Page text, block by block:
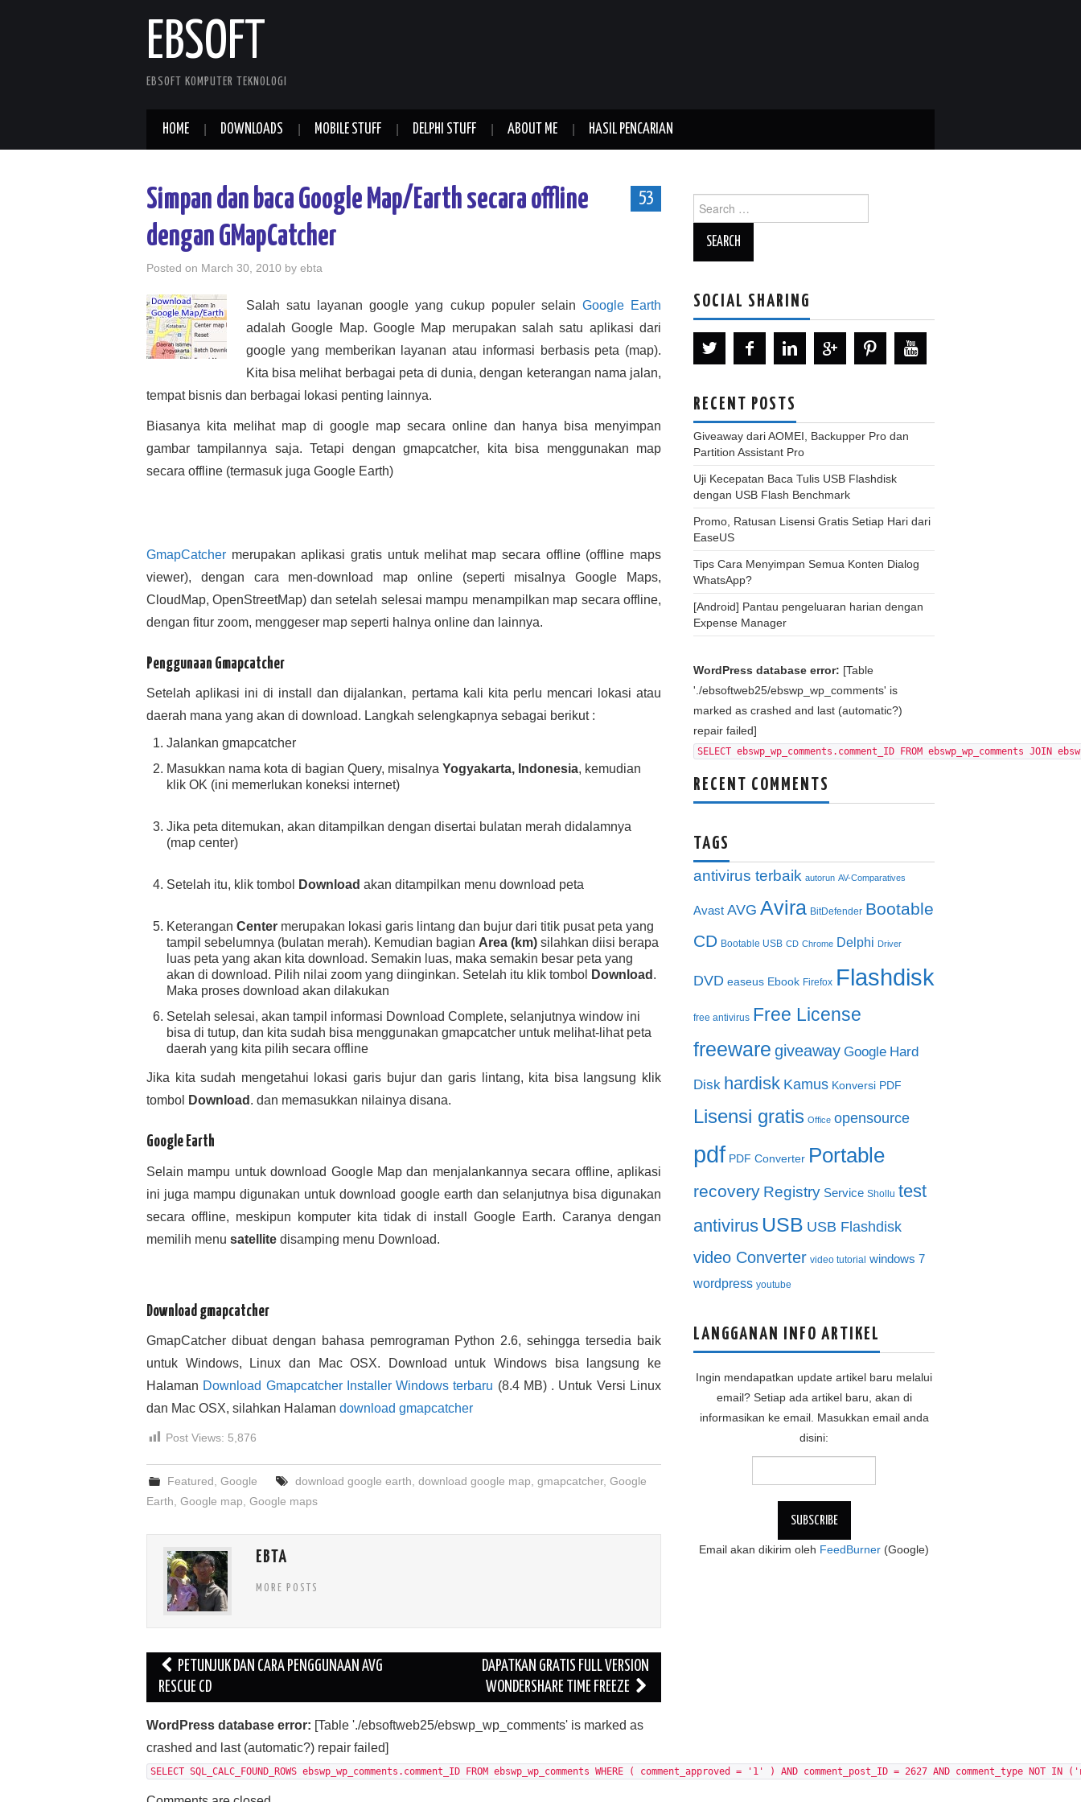
EBSOFT
EBSOFT KOMPUTER TEKNOLOGI
HOME DOWNLOADS MOBILE STUFF DELPHI STUFF ABOUT ME HASIL PENCARIAN
53
Simpan dan baca Google Map/Earth secara offline
dengan GMapCatcher
Posted on March 30, 2010 by ebta
Salah satu layanan google yang cukup populer selain Google Earth
adalah Google Map. Google Map merupakan salah satu aplikasi dari
google yang memberikan layanan atau informasi berbasis peta (map).
Kita bisa melihat berbagai peta di dunia, dengan keterangan nama jalan,
tempat bisnis dan berbagai lokasi penting lainnya.
Biasanya kita melihat map di google map secara online dan hanya bisa menyimpan
gambar tampilannya saja. Tetapi dengan gmapcatcher, kita bisa menggunakan map
secara offline (termasuk juga Google Earth)
GmapCatcher merupakan aplikasi gratis untuk melihat map secara offline (offline maps
viewer), dengan cara men-download map online (seperti misalnya Google Maps,
CloudMap, OpenStreetMap) dan setelah selesai mampu menampilkan map secara offline,
dengan fitur zoom, menggeser map seperti halnya online dan lainnya.
Penggunaan Gmapcatcher
Setelah aplikasi ini di install dan dijalankan, pertama kali kita perlu mencari lokasi atau
daerah mana yang akan di download. Langkah selengkapnya sebagai berikut :
Jalankan gmapcatcher
Masukkan nama kota di bagian Query, misalnya Yogyakarta, Indonesia, kemudian
klik OK (ini memerlukan koneksi internet)
Jika peta ditemukan, akan ditampilkan dengan disertai bulatan merah didalamnya
(map center)
Setelah itu, klik tombol Download akan ditampilkan menu download peta
Keterangan Center merupakan lokasi garis lintang dan bujur dari titik pusat peta yang
tampil sebelumnya (bulatan merah). Kemudian bagian Area (km) silahkan diisi berapa
luas peta yang akan kita download. Semakin luas, maka semakin besar peta yang
akan di download. Pilih nilai zoom yang diinginkan. Setelah itu klik tombol
Download .
Maka proses download akan dilakukan
Setelah selesai, akan tampil informasi Download Complete, selanjutnya window ini
bisa di tutup, dan kita sudah bisa menggunakan gmapcatcher untuk melihat-lihat peta
daerah yang kita pilih secara offline
Jika kita sudah mengetahui lokasi garis bujur dan garis lintang, kita bisa langsung klik
tombol
Download . dan memasukkan nilainya disana.
Google Earth
Selain mampu untuk download Google Map dan menjalankannya secara offline, aplikasi
ini juga mampu digunakan untuk download google earth dan selanjutnya bisa digunakan
secara offline, meskipun komputer kita tidak di install Google Earth. Caranya dengan
memilih menu satellite disamping menu Download.
Download gmapcatcher
GmapCatcher dibuat dengan bahasa pemrograman Python 2.6, sehingga tersedia baik
untuk Windows, Linux dan Mac OSX. Download untuk Windows bisa langsung ke
Halaman Download Gmapcatcher Installer Windows terbaru (8.4 MB) . Untuk Versi Linux
dan Mac OSX, silahkan Halaman download gmapcatcher
Post Views: 5,876
Featured ,Google download google earth download google map gmapcatcher, Google
Earth Google map Google maps
EBTA
MORE POSTS
Post
navigation
PETUNJUK DAN CARA PENGGUNAAN AVG
RESCUE CD
DAPATKAN GRATIS FULL VERSION
WONDERSHARE TIME FREEZE
WordPress database error: [Table './ebsoftweb25/ebswp_wp_comments' is marked as
crashed and last (automatic?) repair failed]
SELECT SQL_CALC_FOUND_ROWS ebswp_wp_comments.comment_ID FROM ebswp_wp_comments WHERE ( comment_approved = '1' ) AND comment_post_ID = 2627 AND comment_type
for:
SOCIAL SHARING
RECENT POSTS
Giveaway dari AOMEI, Backupper Pro dan
Partition Assistant Pro
Uji Kecepatan Baca Tulis USB Flashdisk
dengan USB Flash Benchmark
Promo, Ratusan Lisensi Gratis Setiap Hari dari
EaseUS
Tips Cara Menyimpan Semua Konten Dialog
WhatsApp?
[Android] Pantau pengeluaran harian dengan
Expense Manager
WordPress database error: [Table
'./ebsoftweb25/ebswp_wp_comments' is
marked as crashed and last (automatic?)
repair failed]
SELECT ebswp_wp_comments.comment_ID FROM ebswp_wp_comments
RECENT COMMENTS
TAGS
antivirus terbaik autorun AV-Comparatives
Avast AVG Avira BitDefender Bootable
CD Bootable USB CD Chrome Delphi Driver
DVD easeus Ebook Firefox Flashdisk
free antivirus Free License
freeware giveaway Google Hard
Disk hardisk Kamus Konversi PDF
Lisensi gratis Office opensource
pdf PDF Converter Portable
recovery Registry Service Shollu test
antivirus USB USB Flashdisk
video Converter video tutorial windows 7
wordpress youtube
LANGGANAN INFO ARTIKEL
Ingin mendapatkan update artikel baru melalui
email? Setiap ada artikel baru, akan di
informasikan ke email. Masukkan email anda
disini:
Email akan dikirim oleh FeedBurner (Google)